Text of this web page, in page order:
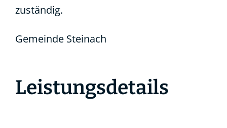
zuständig.
Gemeinde Steinach
Leistungsdetails